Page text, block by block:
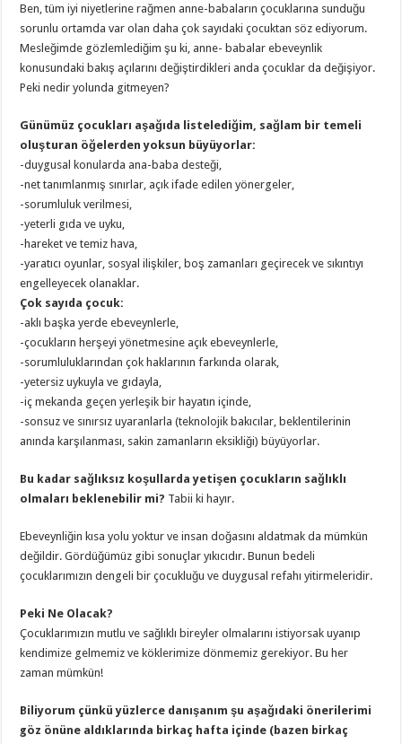
Ben, tüm iyi niyetlerine rağmen anne-babaların çocuklarına sunduğu
sorunlu ortamda var olan daha çok sayıdaki çocuktan söz ediyorum.
Mesleğimde gözlemlediğim şu ki, anne- babalar ebeveynlik
konusundaki bakış açılarını değiştirdikleri anda çocuklar da değişiyor.
Peki nedir yolunda gitmeyen?
Günümüz çocukları aşağıda listelediğim, sağlam bir temeli
oluşturan öğelerden yoksun büyüyorlar:
-duygusal konularda ana-baba desteği,
-net tanımlanmış sınırlar, açık ifade edilen yönergeler,
-sorumluluk verilmesi,
-yeterli gıda ve uyku,
-hareket ve temiz hava,
-yaratıcı oyunlar, sosyal ilişkiler, boş zamanları geçirecek ve sıkıntıyı
engelleyecek olanaklar.
Çok sayıda çocuk:
-aklı başka yerde ebeveynlerle,
-çocukların herşeyi yönetmesine açık ebeveynlerle,
-sorumluluklarından çok haklarının farkında olarak,
-yetersiz uykuyla ve gıdayla,
-iç mekanda geçen yerleşik bir hayatın içinde,
-sonsuz ve sınırsız uyaranlarla (teknolojik bakıcılar, beklentilerinin
anında karşılanması, sakin zamanların eksikliği) büyüyorlar.
Bu kadar sağlıksız koşullarda yetişen çocukların sağlıklı
olmaları beklenebilir mi? Tabii ki hayır.
Ebeveynliğin kısa yolu yoktur ve insan doğasını aldatmak da mümkün
değildir. Gördüğümüz gibi sonuçlar yıkıcıdır. Bunun bedeli
çocuklarımızın dengeli bir çocukluğu ve duygusal refahı yitirmeleridir.
Peki Ne Olacak?
Çocuklarımızın mutlu ve sağlıklı bireyler olmalarını istiyorsak uyanıp
kendimize gelmemiz ve köklerimize dönmemiz gerekiyor. Bu her
zaman mümkün!
Biliyorum çünkü yüzlerce danışanım şu aşağıdaki önerilerimi
göz önüne aldıklarında birkaç hafta içinde (bazen birkaç